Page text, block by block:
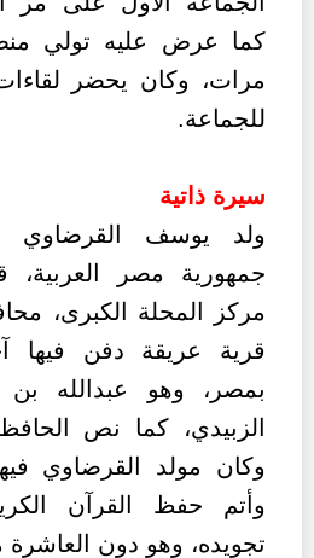
كما عرض عليه تولي
مرات، وكان يحضر
للجماعة.
سيرة ذاتية
ولد يوسف
جمهورية مصر
مركز المحلة الكبرى،
قرية عريقة دفن فيها
بمصر، وهو عبدالله
الزبيدي، كما نص
وأتم حفظ القرآن
تجويده، وهو دون